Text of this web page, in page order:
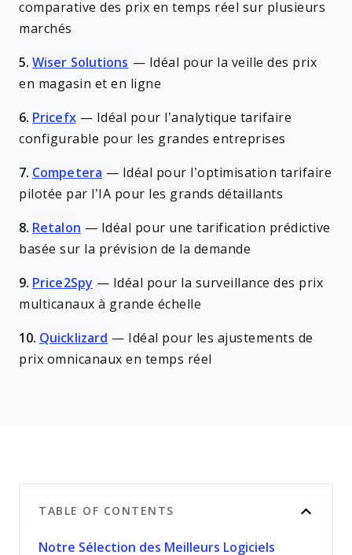
comparative des prix en temps réel sur plusieurs
marchés
5. Wiser Solutions — Idéal pour la veille des prix
en magasin et en ligne
6. Pricefx — Idéal pour l’analytique tarifaire
configurable pour les grandes entreprises
7. Competera — Idéal pour l’optimisation tarifaire
pilotée par l’IA pour les grands détaillants
8. Retalon — Idéal pour une tarification prédictive
basée sur la prévision de la demande
9. Price2Spy — Idéal pour la surveillance des prix
multicanaux à grande échelle
10. Quicklizard —
Idéal pour les ajustements de
prix omnicanaux en temps réel
TABLE OF CONTENTS
Notre Sélection des Meilleurs Logiciels